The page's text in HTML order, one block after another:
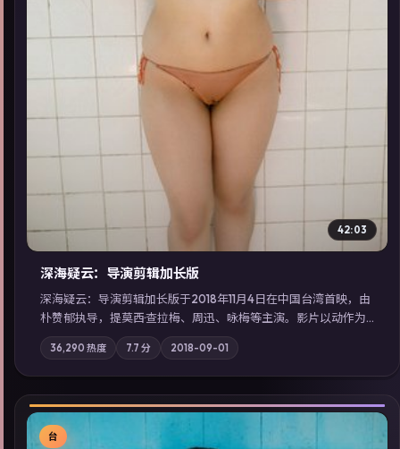
42:03
深海疑云：导演剪辑加长版
深海疑云：导演剪辑加长版于2018年11月4日在中国台湾首映，由
朴赞郁执导，提莫西·查拉梅、周迅、咏梅等主演。影片以动作为
叙事主轴，亲情与职责必须在倒计时结束前做出抉择；摄影与配
乐强化地域气质；站内亦可通过「国产免费观看高清电视剧在线
看」延展检索同类型高分佳作，畅享高清在线追剧体验。
36,290 热度 7.7 分 2018-09-01
台